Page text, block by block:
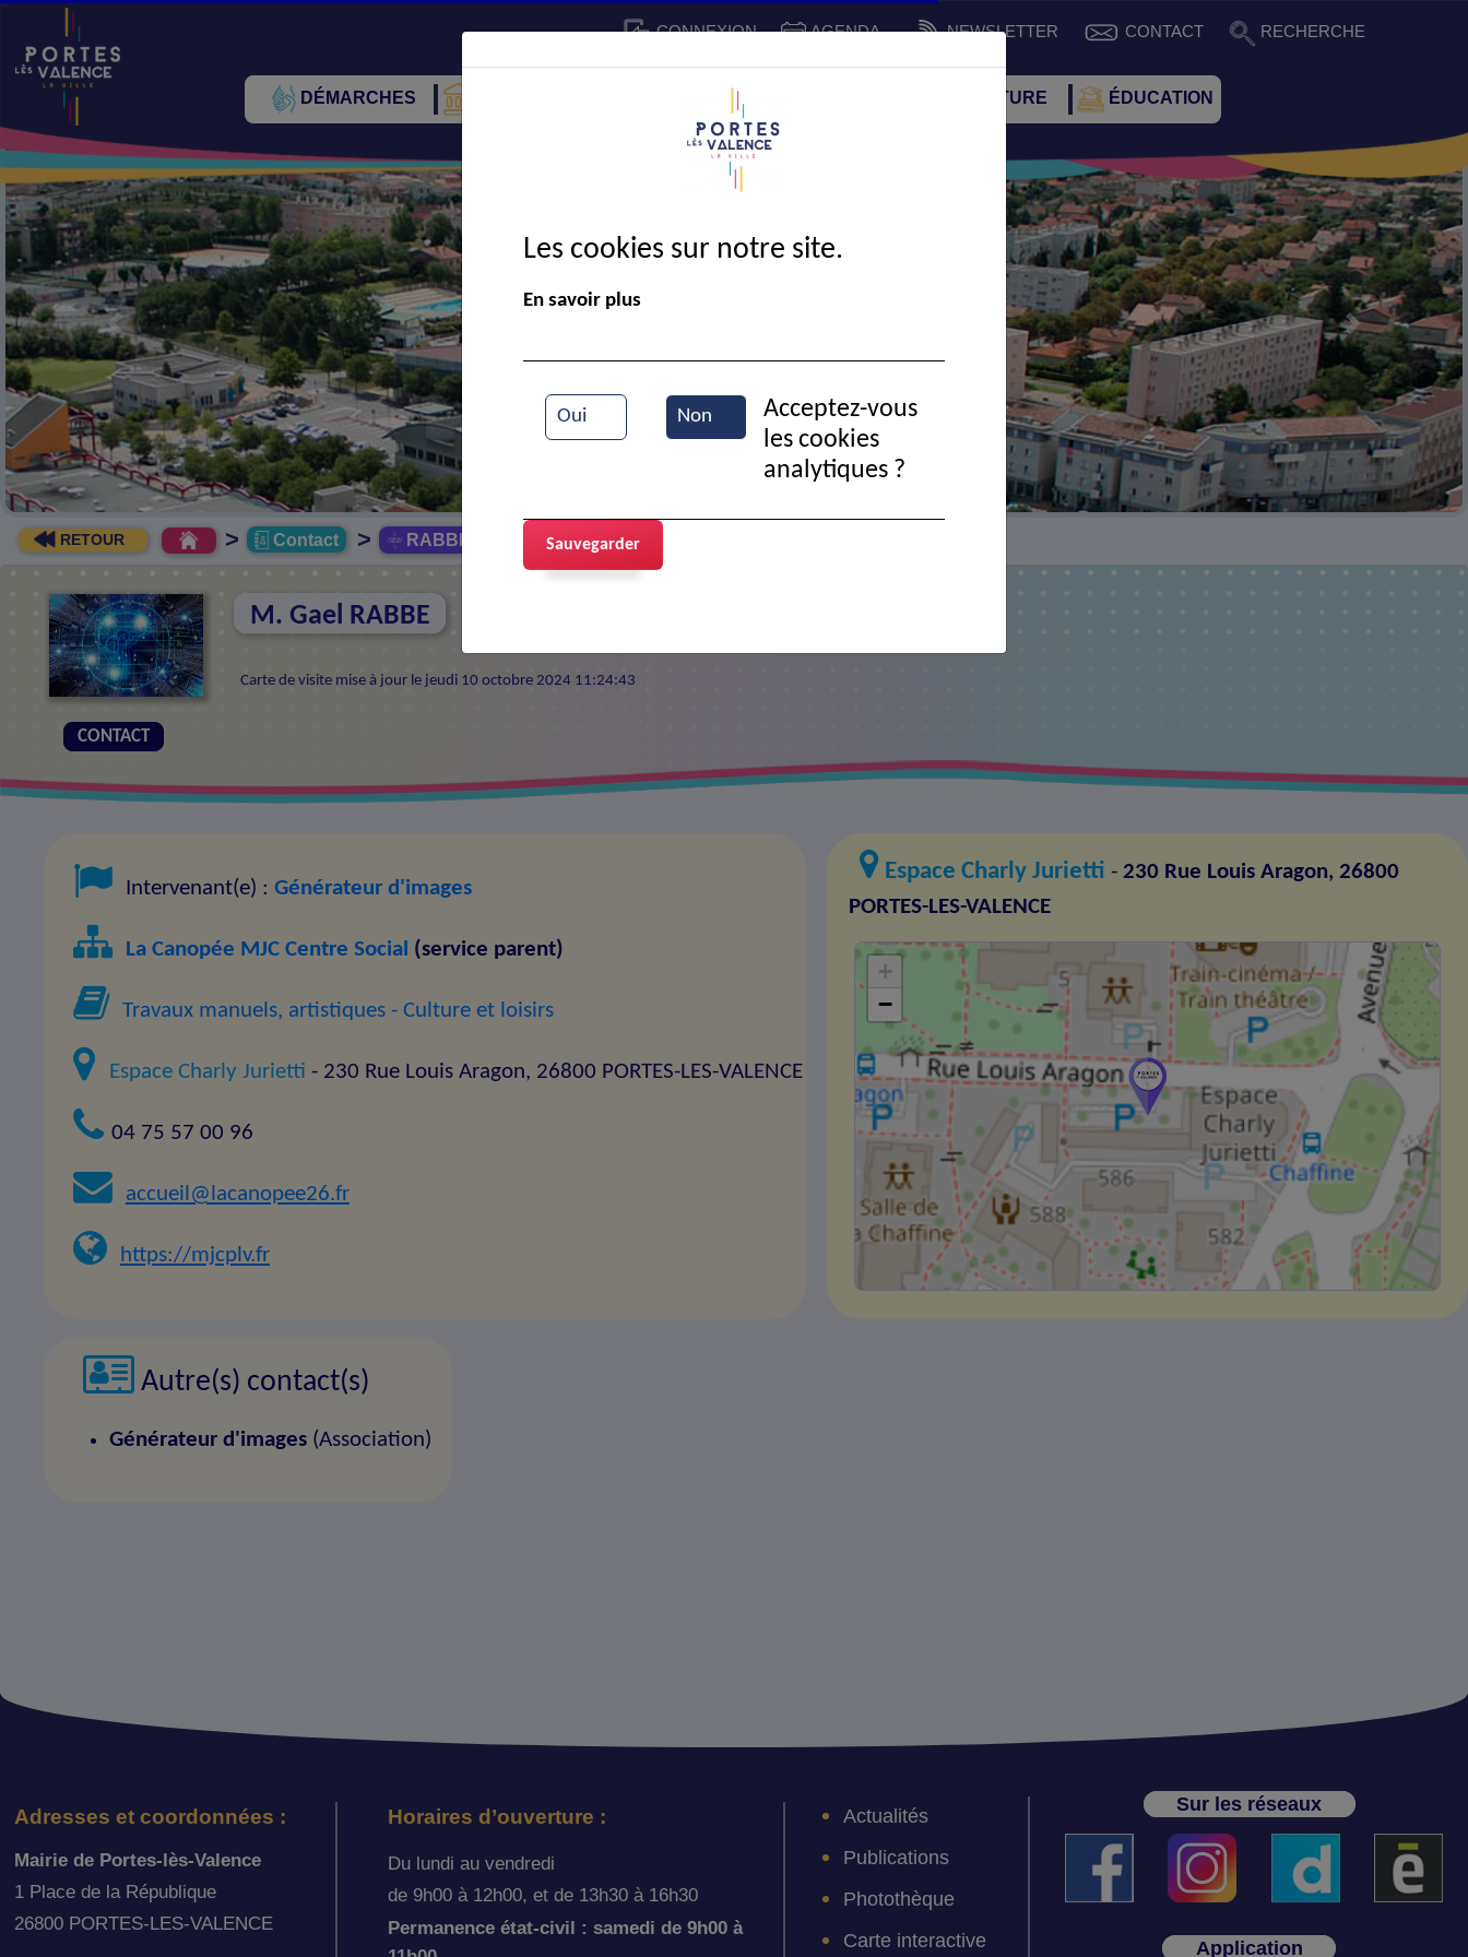
CONNEXION AGENDA NEWSLETTER CONTACT RECHERCHE
DÉMARCHES CADRE DE VIE SPORT ET CULTURE ÉDUCATION
Vue aérienne de la ville
Précédent Suivant
RETOUR > Contact > RABBE Gael
M. Gael RABBE
Carte de visite mise à jour le jeudi 10 octobre 2024 11:24:43
CONTACT
Intervenant(e) : Générateur d'images
La Canopée MJC Centre Social (service parent)
Travaux manuels, artistiques - Culture et loisirs
Espace Charly Jurietti - 230 Rue Louis Aragon, 26800 PORTES-LES-VALENCE
04 75 57 00 96
accueil@lacanopee26.fr
https://mjcplv.fr
Espace Charly Jurietti - 230 Rue Louis Aragon, 26800
PORTES-LES-VALENCE
+
−
Autre(s) contact(s)
Générateur d'images (Association)
Adresses et coordonnées :
Mairie de Portes-lès-Valence
1 Place de la République
26800 PORTES-LES-VALENCE
Horaires d’ouverture :
Du lundi au vendredi
de 9h00 à 12h00, et de 13h30 à 16h30
Permanence état-civil : samedi de 9h00 à
Actualités
Publications
Photothèque
Carte interactive
Sur les réseaux
Application
Les cookies sur notre site.
En savoir plus
Oui Non
Acceptez-vous
les cookies
analytiques ?
Sauvegarder